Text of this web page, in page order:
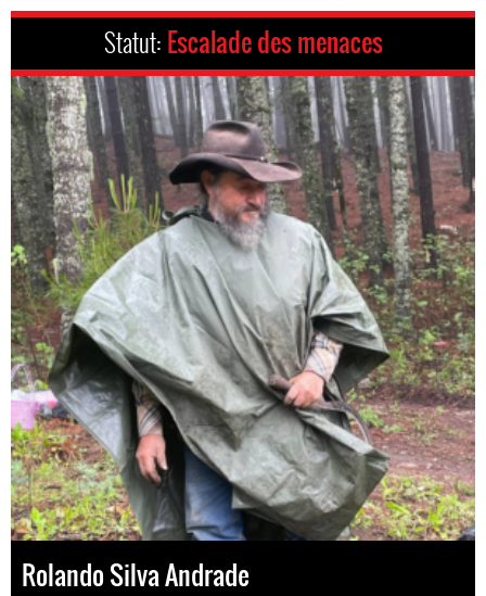
Statut: Escalade des menaces
Rolando Silva Andrade